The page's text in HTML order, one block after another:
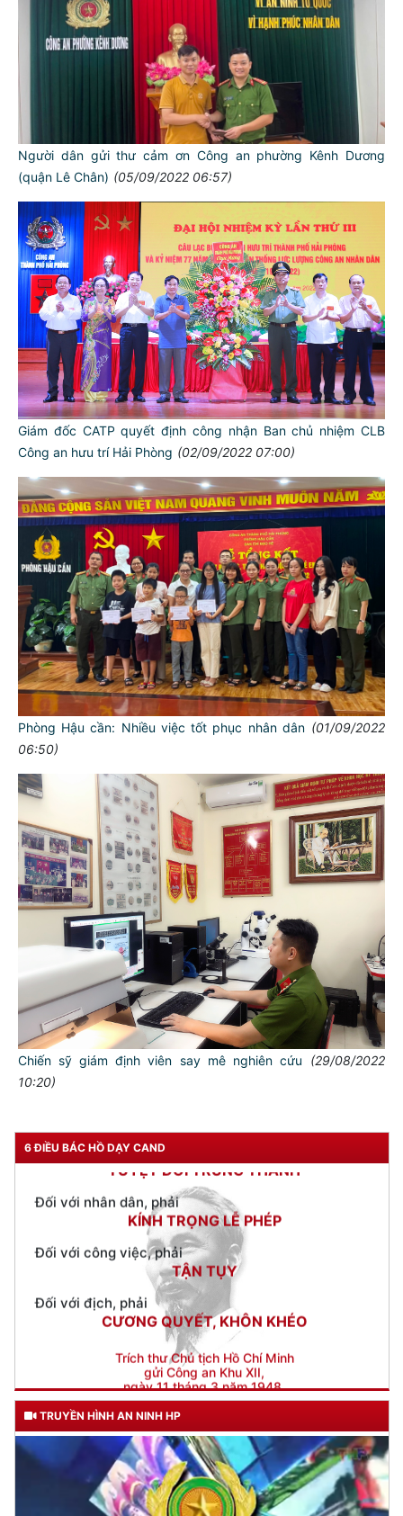
Người dân gửi thư cảm ơn Công an phường Kênh Dương
(quận Lê Chân) (05/09/2022 06:57)
Giám đốc CATP quyết định công nhận Ban chủ nhiệm CLB
Công an hưu trí Hải Phòng (02/09/2022 07:00)
Phòng Hậu cần: Nhiều việc tốt phục nhân dân (01/09/2022
06:50)
Chiến sỹ giám định viên say mê nghiên cứu
(29/08/2022
10:20)
6 ĐIỀU BÁC HỒ DẠY CAND
TƯ CÁCH
NGƯỜI CÔNG AN CÁCH MỆNH LÀ:
Đối với tự mình, phải
CẦN, KIỆM, LIÊM, CHÍNH
Đối với đồng sự, phải
THÂN ÁI GIÚP ĐỠ
Đối với chính phủ, phải
Đối với nhân dân, phải
KÍNH TRỌNG LỄ PHÉP
Đối với công việc, phải
TẬN TỤY
Đối với địch, phải
CƯƠNG QUYẾT, KHÔN KHÉO
Trích thư Chủ tịch Hồ Chí Minh
gửi Công an Khu XII,
ngày 11 tháng 3 năm 1948.
TRUYỀN HÌNH AN NINH HP